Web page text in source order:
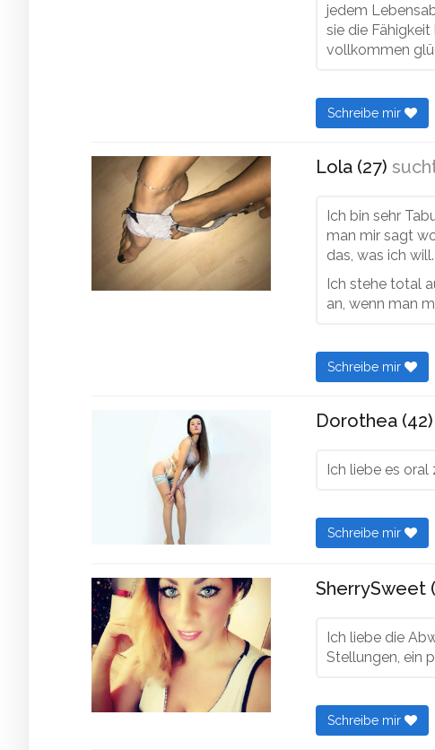
jedem
sie die
vollkommen
Schreibe mir
Lola (27)
Ich bin sehr
man mir sagt
das, was ich will.
Ich stehe total
an, wenn man
Schreibe mir
Dorothea (42)
Ich liebe es oral
Schreibe mir
SherrySweet
Ich liebe die
Stellungen, ein
Schreibe mir